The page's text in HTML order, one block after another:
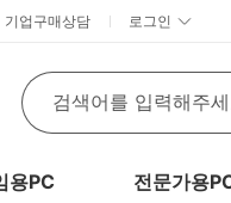
기업구매상담 로그인
용PC 전문가용